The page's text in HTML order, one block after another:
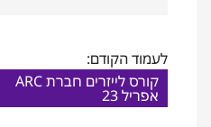
לעמוד הקודם:
קורס לייזרים חברת ARC
אפריל 23